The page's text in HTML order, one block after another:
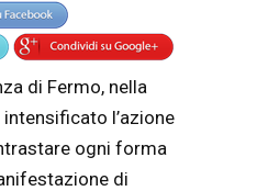
di Fermo, nella
l’azione
ogni forma
di